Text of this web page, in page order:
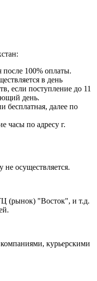
после 100% оплаты.
в день
если поступление до 11
день.
бесплатная, далее по
часы по адресу г.
не осуществляется.
(рынок) "Восток", и т.д.
курьерскими